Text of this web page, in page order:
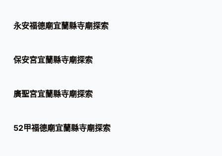
永安福德廟宜蘭縣寺廟探索
保安宮宜蘭縣寺廟探索
廣聖宮宜蘭縣寺廟探索
52甲福德廟宜蘭縣寺廟探索